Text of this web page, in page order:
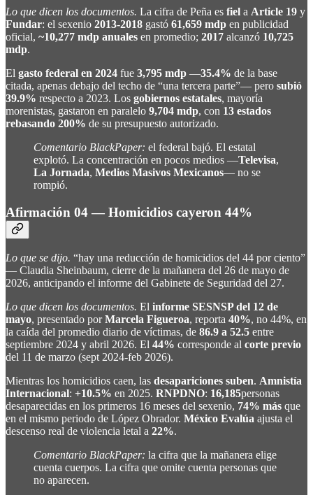
Lo que dicen los documentos. La cifra de Peña es fiel a Article 19 y
Fundar: el sexenio 2013-2018 gastó 61,659 mdp en publicidad
oficial, ~10,277 mdp anuales en promedio; 2017 alcanzó 10,725
mdp.
El gasto federal en 2024 fue 3,795 mdp —35.4% de la base
citada, apenas debajo del techo de “una tercera parte”— pero subió
39.9% respecto a 2023. Los gobiernos estatales, mayoría
morenistas, gastaron en paralelo 9,704 mdp, con 13 estados
rebasando 200% de su presupuesto autorizado.
Comentario BlackPaper: el federal bajó. El estatal
explotó. La concentración en pocos medios —Televisa,
La Jornada, Medios Masivos Mexicanos— no se
rompió.
Afirmación 04 — Homicidios cayeron 44%
Lo que se dijo. “hay una reducción de homicidios del 44 por ciento”
— Claudia Sheinbaum, cierre de la mañanera del 26 de mayo de
2026, anticipando el informe del Gabinete de Seguridad del 27.
Lo que dicen los documentos. El informe SESNSP del 12 de
mayo, presentado porMarcela Figueroa, reporta 40%, no 44%, en
la caída del promedio diario de víctimas, de 86.9 a 52.5 entre
septiembre 2024 y abril 2026. El 44% corresponde al corte previo
del 11 de marzo (sept 2024-feb 2026).
Mientras los homicidios caen, las desapariciones suben. Amnistía
Internacional: +10.5% en 2025. RNPDNO: 16,185personas
desaparecidas en los primeros 16 meses del sexenio, 74% más que
en el mismo periodo de López Obrador. México Evalúa ajusta el
descenso real de violencia letal a 22%.
Comentario BlackPaper: la cifra que la mañanera elige
cuenta cuerpos. La cifra que omite cuenta personas que
no aparecen.